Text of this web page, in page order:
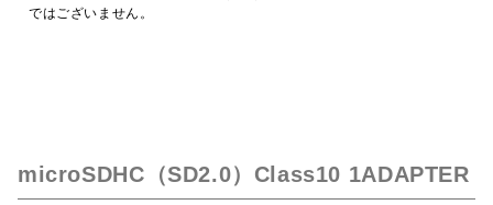
ではございません。
microSDHC（SD2.0）Class10 1ADAPTER